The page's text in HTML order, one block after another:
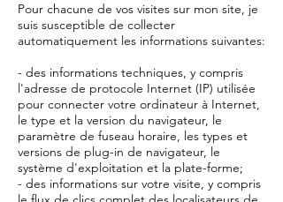
Pour chacune de vos visites sur mon site, je
suis susceptible de collecter
automatiquement les informations suivantes:
- des informations techniques, y compris
l'adresse de protocole Internet (IP) utilisée
pour connecter votre ordinateur à Internet,
le type et la version du navigateur, le
paramètre de fuseau horaire, les types et
versions de plug-in de navigateur, le
système d'exploitation et la plate-forme;
- des informations sur votre visite, y compris